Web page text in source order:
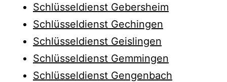
Schlüsseldienst Gebersheim
Schlüsseldienst Gechingen
Schlüsseldienst Geislingen
Schlüsseldienst Gemmingen
Schlüsseldienst Gengenbach